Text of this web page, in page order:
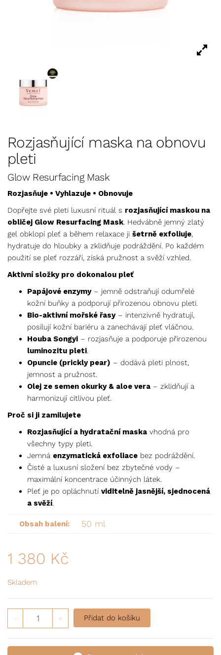
Rozjasňující maska na obnovu
pleti
Glow Resurfacing Mask
Rozjasňuje • Vyhlazuje • Obnovuje
Dopřejte své pleti luxusní rituál s rozjasňující maskou na
obličej Glow Resurfacing Mask. Hedvábně jemný zlatý
gel obklopí pleť a během relaxace ji šetrně exfoliuje,
hydratuje do hloubky a zklidňuje podráždění. Po každém
použití se pleť rozzáří, získá pružnost a svěží vzhled.
Aktivní složky pro dokonalou pleť
Papájové enzymy– jemně odstraňují odumřelé
kožní buňky a podporují přirozenou obnovu pleti.
Bio-aktivní mořské řasy– intenzivně hydratují,
posilují kožní bariéru a zanechávají pleť vláčnou.
Houba Songyi – rozjasňuje a podporuje přirozenou
luminozitu pleti.
Opuncie (prickly pear) – dodává pleti plnost,
jemnost a pružnost.
Olej ze semen okurky & aloe vera – zklidňují a
harmonizují citlivou pleť.
Proč si ji zamilujete
Rozjasňující a hydratační maska vhodná pro
všechny typy pleti.
Jemná enzymatická exfoliace bez podráždění.
Čisté a luxusní složení bez zbytečné vody –
maximální koncentrace účinných látek.
Pleť je po opláchnutí viditelně jasnější, sjednocená
a svěží.
Obsah balení: 50 ml
1 380 Kč
Skladem
- Rozjasňující maska na obnovu pleti množství
+ Přidat do košíku